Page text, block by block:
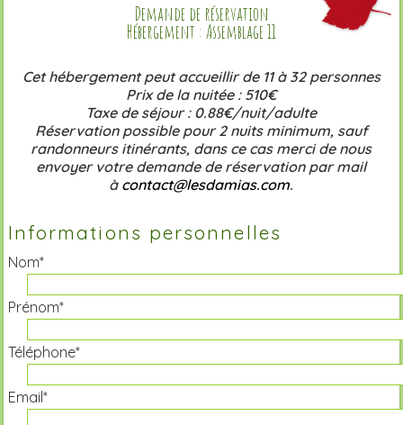
Demande de réservation
Hébergement : Assemblage 11
Cet hébergement peut accueillir de 11 à 32 personnes
Prix de la nuitée : 510€
Taxe de séjour : 0.88€/nuit/adulte
Réservation possible pour 2 nuits minimum, sauf
randonneurs itinérants, dans ce cas merci de nous
envoyer votre demande de réservation par mail
à contact@lesdamias.com.
Informations personnelles
Nom*
Prénom*
Téléphone*
Email*